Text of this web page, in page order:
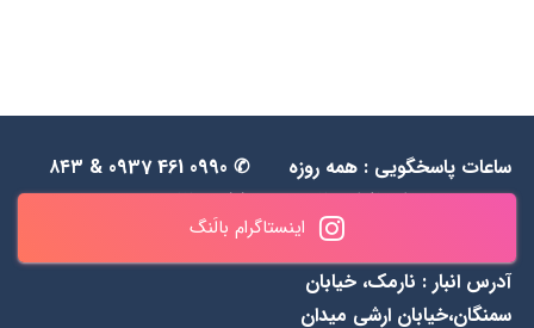
اینستاگرام بالَنگ
ساعات پاسخگویی : همه روزه
به جز جمعه‌ها از 1۱ الی ۲۰
✆ 0990 461 0937 & ۸۴۳
۵۵ ۴۸ ۰۹۱۲
آدرس انبار : نارمک، خیابان
سمنگان،خیابان ارشی میدان